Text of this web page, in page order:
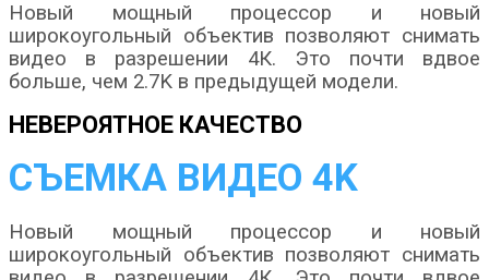
Новый мощный процессор и новый
широкоугольный объектив позволяют снимать
видео в разрешении 4К. Это почти вдвое
больше, чем 2.7K в предыдущей модели.
НЕВЕРОЯТНОЕ КАЧЕСТВО
СЪЕМКА ВИДЕО 4K
Новый мощный процессор и новый
широкоугольный объектив позволяют снимать